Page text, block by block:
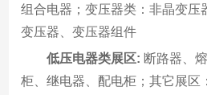
组合电器；变压器类：非晶变压
变压器、变压器组件
低压电器类展区: 断路器、
柜、继电器、配电柜；其它展区